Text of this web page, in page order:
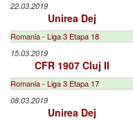
22.03.2019
Unirea Dej
Romania - Liga 3 Etapa 18
15.03.2019
CFR 1907 Cluj II
Romania - Liga 3 Etapa 17
08.03.2019
Unirea Dej